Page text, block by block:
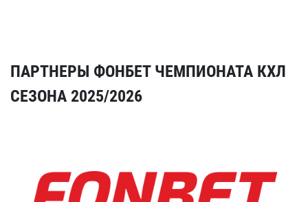
ПАРТНЕРЫ ФОНБЕТ ЧЕМПИОНАТА КХЛ
СЕЗОНА 2025/2026